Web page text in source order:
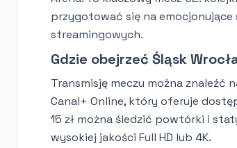
przygotować się na
streamingowych.
Gdzie obejrzeć Śląsk
Transmisję meczu można
Canal+ Online, który oferuje
15 zł można śledzić powtórki i
wysokiej jakości Full HD lub 4K.